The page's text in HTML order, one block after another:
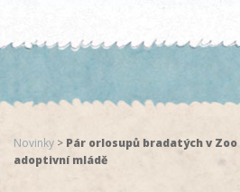
Novinky > Pár orlosupů bradatých v
adoptivní mládě